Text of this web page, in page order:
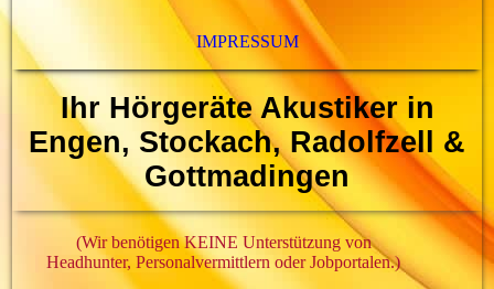
IMPRESSUM
Ihr Hörgeräte Akustiker in
Engen, Stockach, Radolfzell &
Gottmadingen
(Wir benötigen KEINE Unterstützung von
Headhunter, Personalvermittlern oder Jobportalen.)